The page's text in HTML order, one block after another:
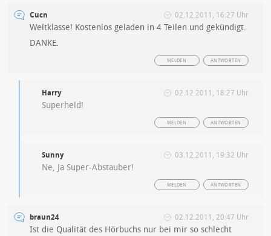
Cucn 02.12.2011, 16:27 Uhr
Weltklasse! Kostenlos geladen in 4 Teilen und gekündigt.
DANKE.
ANTWORTEN
MELDEN
Harry 02.12.2011, 18:27 Uhr
Superheld!
ANTWORTEN
MELDEN
Sunny 03.12.2011, 19:32 Uhr
Ne, Ja Super-Abstauber!
ANTWORTEN
MELDEN
braun24 02.12.2011, 20:47 Uhr
Ist die Qualität des Hörbuchs nur bei mir so schlecht